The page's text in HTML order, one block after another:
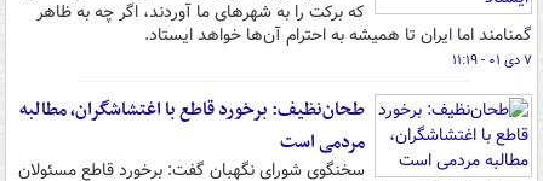
که برکت را به شهرهای ما آوردند، اگر چه به ظاهر
گمنامند اما ایران تا همیشه به احترام آن‌ها خواهد ایستاد.
۷ دی ۰۱ - ۱۱:۱۹
طحان‌نظیف: برخورد قاطع با اغتشاشگران، مطالبه
مردمی است
سخنگوی شورای نگهبان گفت: برخورد قاطع مسئولان